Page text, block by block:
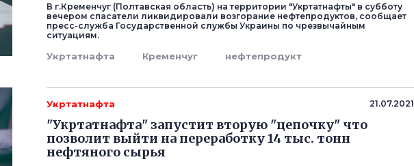
В г.Кременчуг (Полтавская область) на территории "Укртатнафты" в субботу
вечером спасатели ликвидировали возгорание нефтепродуктов, сообщает
пресс-служба Государственной службы Украины по чрезвычайным
ситуациям.
Укртатнафта Кременчуг нефтепродукт
Укртатнафта 21.07.2021
"Укртатнафта" запустит вторую "цепочку" что
позволит выйти на переработку 14 тыс. тонн
нефтяного сырья